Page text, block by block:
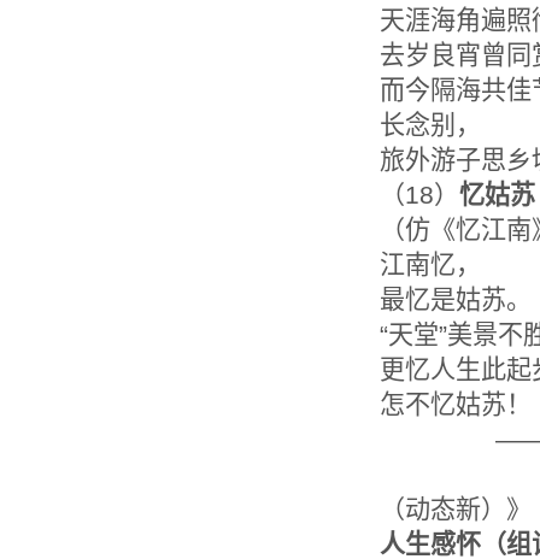
天涯海角遍照
去岁良宵曾同
而今隔海共佳
长念别，
旅外游子思乡
（18） 忆姑苏
（仿《忆江
江南忆，
最忆是姑苏。
“天堂”美景不
更忆人生此起
怎不忆姑苏！
——选录
（动态新）》
人生感怀 （